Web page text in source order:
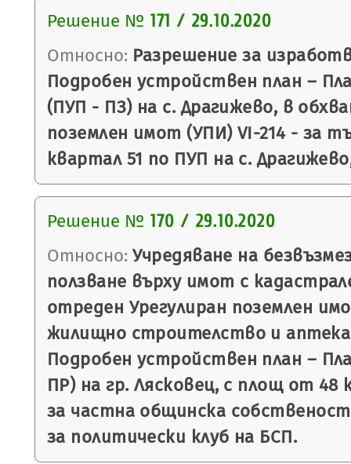
Решение № 171 / 29.10.2020
Относно: Разрешение за
Подробен устройствен план –
(ПУП - ПЗ) на с. Драгижево, в
поземлен имот (УПИ) VI-214 - за
квартал 51 по ПУП на с.
Решение № 170 / 29.10.2020
Относно: Учредяване на
ползване върху имот с
отреден Урегулиран поземлен
жилищно строителство и
Подробен устройствен план –
ПР) на гр. Лясковец, с площ от 48
за частна общинска
за политически клуб на БСП.